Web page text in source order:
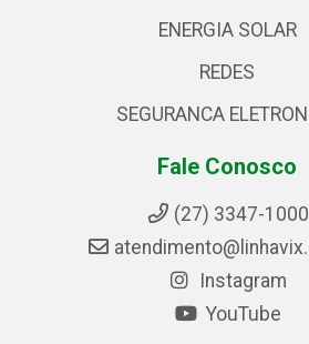
ENERGIA SOLAR
REDES
SEGURANCA
Fale Conosco
(27) 3347-1000
Instagram
YouTube